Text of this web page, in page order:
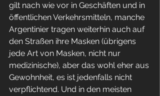
gilt nach wie vor in Geschäften und in
öffentlichen Verkehrsmitteln, manche
Argentinier tragen weiterhin auch auf
den Straßen ihre Masken (übrigens
jede Art von Masken, nicht nur
medizinische), aber das wohl eher aus
Gewohnheit, es ist jedenfalls nicht
verpflichtend. Und in den meisten